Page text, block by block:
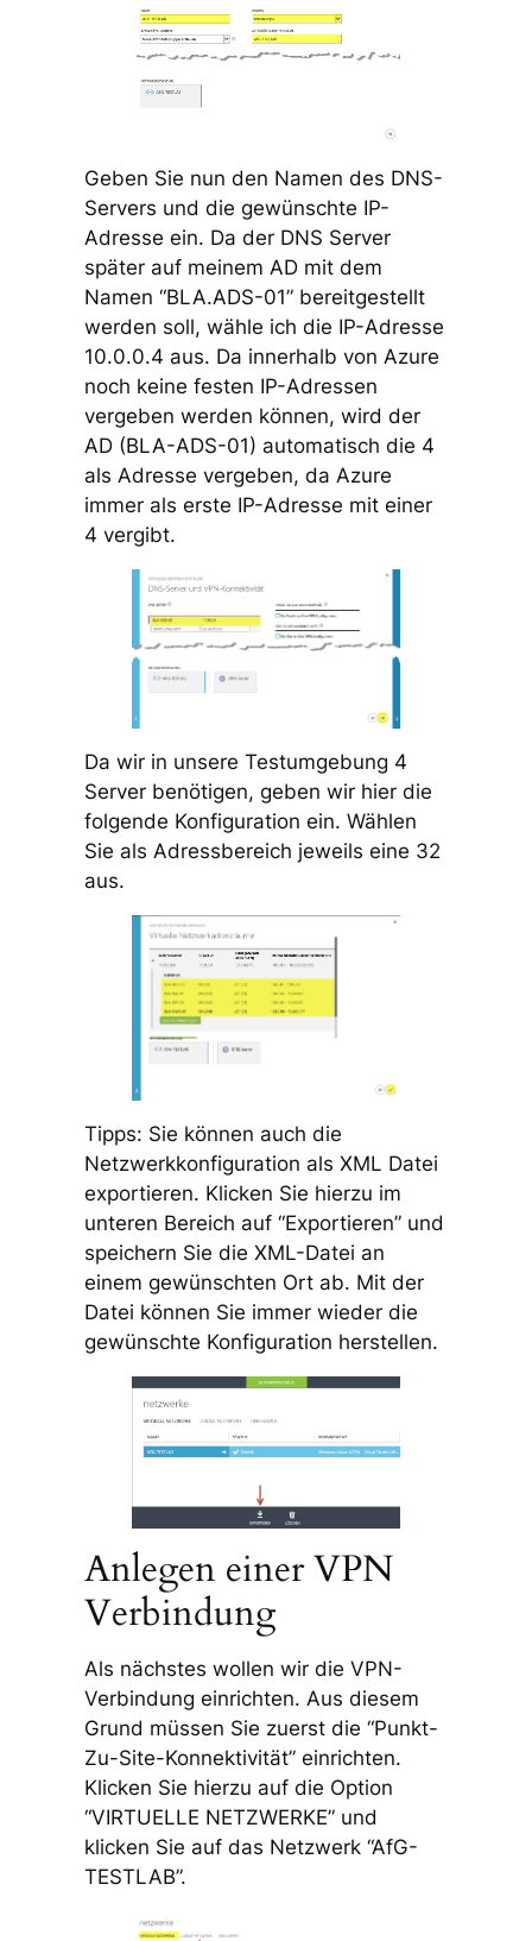
Geben Sie nun den Namen des DNS-
Servers und die gewünschte IP-
Adresse ein. Da der DNS Server
später auf meinem AD mit dem
Namen “BLA.ADS-01” bereitgestellt
werden soll, wähle ich die IP-Adresse
10.0.0.4 aus. Da innerhalb von Azure
noch keine festen IP-Adressen
vergeben werden können, wird der
AD (BLA-ADS-01) automatisch die 4
als Adresse vergeben, da Azure
immer als erste IP-Adresse mit einer
4 vergibt.
Da wir in unsere Testumgebung 4
Server benötigen, geben wir hier die
folgende Konfiguration ein. Wählen
Sie als Adressbereich jeweils eine 32
aus.
Tipps: Sie können auch die
Netzwerkkonfiguration als XML Datei
exportieren. Klicken Sie hierzu im
unteren Bereich auf “Exportieren” und
speichern Sie die XML-Datei an
einem gewünschten Ort ab. Mit der
Datei können Sie immer wieder die
gewünschte Konfiguration herstellen.
Anlegen einer VPN
Verbindung
Als nächstes wollen wir die VPN-
Verbindung einrichten. Aus diesem
Grund müssen Sie zuerst die “Punkt-
Zu-Site-Konnektivität” einrichten.
Klicken Sie hierzu auf die Option
“VIRTUELLE NETZWERKE” und
klicken Sie auf das Netzwerk “AfG-
TESTLAB”.